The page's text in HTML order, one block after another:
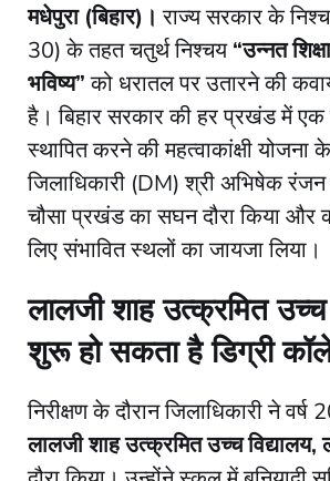
मधेपुरा (बिहार)। राज्य सरकार के
30) के तहत चतुर्थ निश्चय“उन्नत
भविष्य”को धरातल पर उतारने की
है। बिहार सरकार की हर प्रखंड में एक
स्थापित करने की महत्वाकांक्षी
जिलाधिकारी (DM) श्री अभिषेक
चौसा प्रखंड का सघन दौरा किया और
लिए संभावित स्थलों का जायजा लिया।
लालजी शाह उत्क्रमित उच्च
शुरू हो सकता है डिग्री
​निरीक्षण के दौरान जिलाधिकारी ने
लालजी शाह उत्क्रमित उच्च